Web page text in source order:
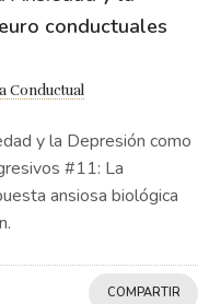
conductuales
Conductual
y la Depresión como
#11: La
ansiosa biológica
COMPARTIR